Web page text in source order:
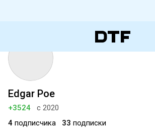
Edgar Poe
+3524
с 2020
4 подписчика 33 подписки